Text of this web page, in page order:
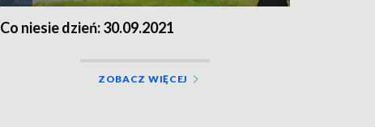
Co niesie dzień: 30.09.2021
ZOBACZ WIĘCEJ